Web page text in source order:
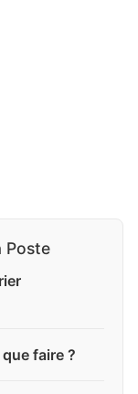
Poste
faire ?